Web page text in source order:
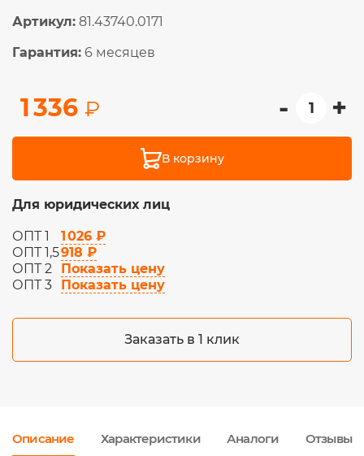
Артикул: 81.43740.0171
Гарантия: 6 месяцев
1 336 ₽ - +
В корзину
Для юридических лиц
ОПТ 1
1 026 ₽
ОПТ 1,5918 ₽
ОПТ 2
Показать цену
ОПТ 3
Показать цену
Заказать в 1 клик
Описание Характеристики Аналоги Отзывы